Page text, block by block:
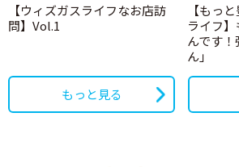
【ウィズガスライフなお店訪
問】Vol.1
もっと見る
【もっ
ライフ
んです！
ん」